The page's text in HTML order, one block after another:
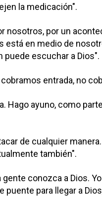
la medicación".
nosotros, por un
está en medio de
puede escuchar a Dios".
entrada, no
Hago ayuno, como
de cualquier
también".
gente conozca a Dios.
puente para llegar a